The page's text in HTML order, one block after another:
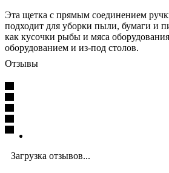
Эта щетка с прямым соединением
подходит для уборки пыли, бумаги и
как кусочки рыбы и мяса
оборудованием и из-под столов.
Отзывы
Загрузка отзывов...